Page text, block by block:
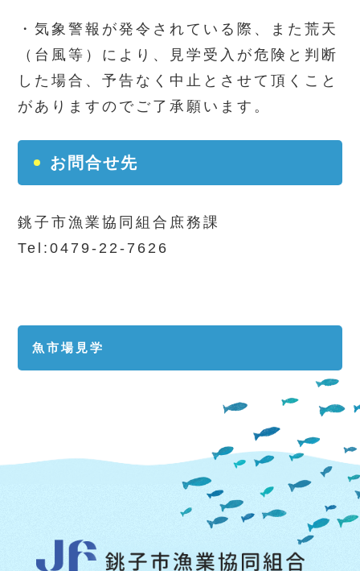
・気象警報が発令されている際、また荒天
（台風等）により、見学受入が危険と判断
した場合、予告なく中止とさせて頂くこと
がありますのでご了承願います。
お問合せ先
銚子市漁業協同組合庶務課
Tel:0479-22-7626
魚市場見学